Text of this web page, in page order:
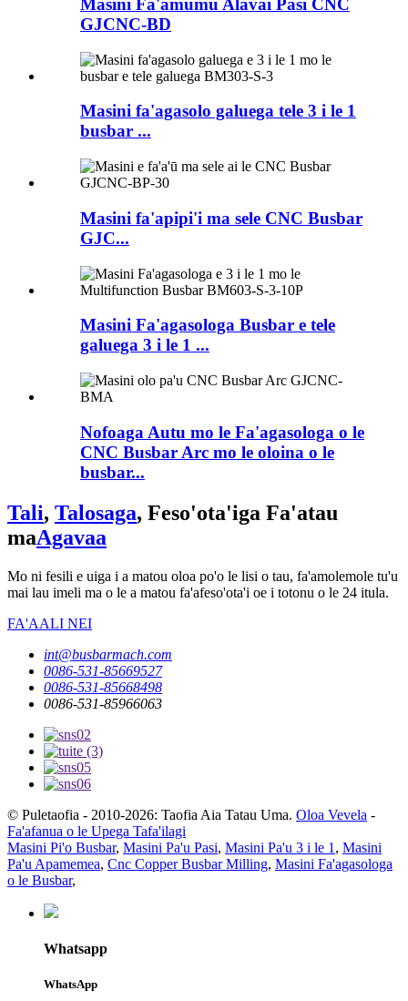
Masini Fa'amumu Alavai Pasi CNC
GJCNC-BD
Masini fa'agasolo galuega tele 3 i le 1
busbar ...
Masini fa'apipi'i ma sele CNC Busbar
GJC...
Masini Fa'agasologa Busbar e tele
galuega 3 i le 1 ...
Nofoaga Autu mo le Fa'agasologa o le
CNC Busbar Arc mo le oloina o le
busbar...
Tali, Talosaga, Feso'ota'iga Fa'atau
maAgavaa
Mo ni fesili e uiga i a matou oloa po'o le lisi o tau, fa'amolemole tu'u
mai lau imeli ma o le a matou fa'afeso'ota'i oe i totonu o le 24 itula.
FA'AALI NEI
int@busbarmach.com
0086-531-85669527
0086-531-85668498
0086-531-85966063
© Puletaofia - 2010-2026: Taofia Aia Tatau Uma. Oloa Vevela -
Fa'afanua o le Upega Tafa'ilagi
Masini Pi'o Busbar, Masini Pa'u Pasi, Masini Pa'u 3 i le 1 , Masini
Pa'u Apamemea, Cnc Copper Busbar Milling, Masini Fa'agasologa
o le Busbar,
Whatsapp
WhatsApp